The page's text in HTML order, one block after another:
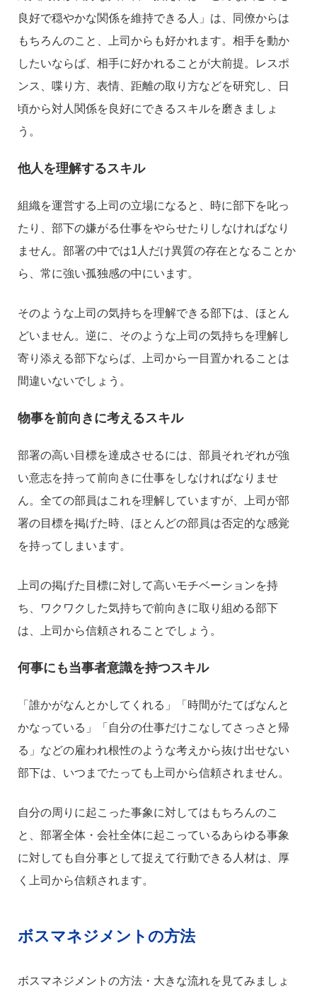
良好で穏やかな関係を維持できる人」は、同僚からは
もちろんのこと、上司からも好かれます。相手を動か
したいならば、相手に好かれることが大前提。レスポ
ンス、喋り方、表情、距離の取り方などを研究し、日
頃から対人関係を良好にできるスキルを磨きましょ
う。
他人を理解するスキル
組織を運営する上司の立場になると、時に部下を叱っ
たり、部下の嫌がる仕事をやらせたりしなければなり
ません。部署の中では1人だけ異質の存在となることか
ら、常に強い孤独感の中にいます。
そのような上司の気持ちを理解できる部下は、ほとん
どいません。逆に、そのような上司の気持ちを理解し
寄り添える部下ならば、上司から一目置かれることは
間違いないでしょう。
物事を前向きに考えるスキル
部署の高い目標を達成させるには、部員それぞれが強
い意志を持って前向きに仕事をしなければなりませ
ん。全ての部員はこれを理解していますが、上司が部
署の目標を掲げた時、ほとんどの部員は否定的な感覚
を持ってしまいます。
上司の掲げた目標に対して高いモチベーションを持
ち、ワクワクした気持ちで前向きに取り組める部下
は、上司から信頼されることでしょう。
何事にも当事者意識を持つスキル
「誰かがなんとかしてくれる」「時間がたてばなんと
かなっている」「自分の仕事だけこなしてさっさと帰
る」などの雇われ根性のような考えから抜け出せない
部下は、いつまでたっても上司から信頼されません。
自分の周りに起こった事象に対してはもちろんのこ
と、部署全体・会社全体に起こっているあらゆる事象
に対しても自分事として捉えて行動できる人材は、厚
く上司から信頼されます。
ボスマネジメントの方法
ボスマネジメントの方法・大きな流れを見てみましょ